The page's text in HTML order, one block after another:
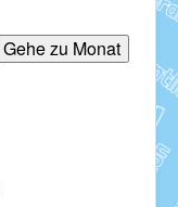
Gehe zu Monat